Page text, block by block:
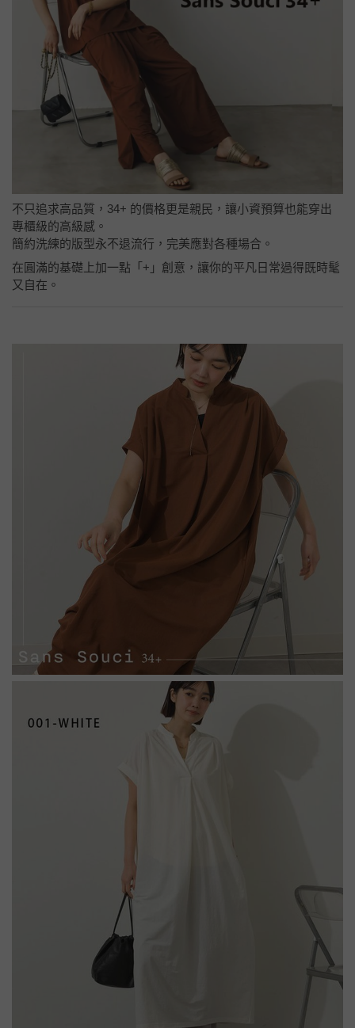
不只追求高品質，34+ 的價格更是親民，讓小資預算也能穿出
專櫃級的高級感。
簡約洗練的版型永不退流行，完美應對各種場合。
在圓滿的基礎上加一點「+」創意，讓你的平凡日常過得既時髦
又自在。